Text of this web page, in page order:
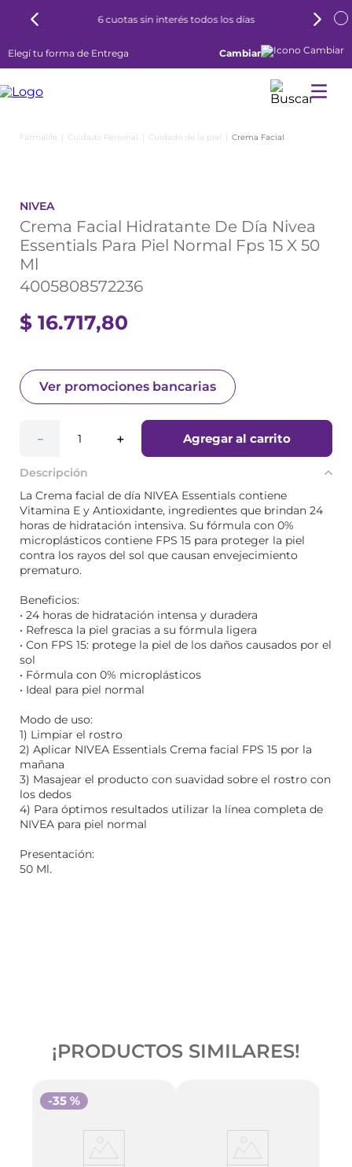
6 cuotas sin interés todos los días
Elegí tu forma de Entrega Cambiar
Cuidado Personal Cuidado de la piel Crema Facial
NIVEA
Crema Facial Hidratante De Día Nivea
Essentials Para Piel Normal Fps 15 X 50
Ml
4005808572236
$ 16.717,80
Ver promociones bancarias
＋
－ Agregar al carrito
Descripción
La Crema facial de día NIVEA Essentials contiene
Vitamina E y Antioxidante, ingredientes que brindan 24
horas de hidratación intensiva. Su fórmula con 0%
microplásticos contiene FPS 15 para proteger la piel
contra los rayos del sol que causan envejecimiento
prematuro.
Beneficios:
• 24 horas de hidratación intensa y duradera
• Refresca la piel gracias a su fórmula ligera
• Con FPS 15: protege la piel de los daños causados por el
sol
• Fórmula con 0% microplásticos
• Ideal para piel normal
Modo de uso:
1) Limpiar el rostro
2) Aplicar NIVEA Essentials Crema facial FPS 15 por la
mañana
3) Masajear el producto con suavidad sobre el rostro con
los dedos
4) Para óptimos resultados utilizar la línea completa de
NIVEA para piel normal
Presentación:
50 Ml.
¡PRODUCTOS SIMILARES!
-35 %